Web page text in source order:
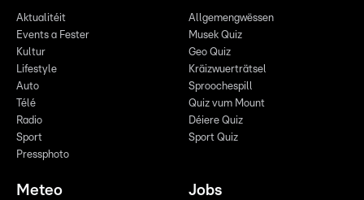
Aktualitéit
Events a Fester
Kultur
Lifestyle
Auto
Télé
Radio
Sport
Pressphoto
Allgemengwëssen
Musek Quiz
Geo Quiz
Kräizwuerträtsel
Sproochespill
Quiz vum Mount
Déiere Quiz
Sport Quiz
Meteo Jobs